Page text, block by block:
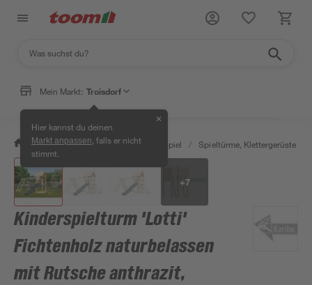
Mein Markt: Troisdorf
Hier kannst du deinen
Markt anpassen , falls er nicht
stimmt.
✕
/ Garten & Freizeit / Outdoor & Spiel / Spieltürme, Klettergerüste &
+7
Kinderspielturm 'Lotti'
Fichtenholz naturbelassen
mit Rutsche anthrazit,